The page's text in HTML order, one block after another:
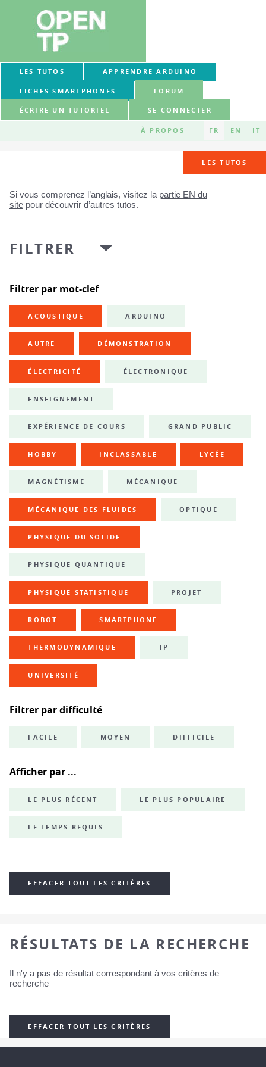
LES TUTOS APPRENDRE ARDUINO
FICHES SMARTPHONES FORUM
ÉCRIRE UN TUTORIEL SE CONNECTER
À PROPOS FR EN IT
LES TUTOS
Si vous comprenez l’anglais, visitez la partie EN du
site pour découvrir d’autres tutos.
FILTRER
Filtrer par mot-clef
ACOUSTIQUE ARDUINO
AUTRE DÉMONSTRATION
ÉLECTRICITÉ ÉLECTRONIQUE
ENSEIGNEMENT
EXPÉRIENCE DE COURS GRAND PUBLIC
HOBBY INCLASSABLE LYCÉE
MAGNÉTISME MÉCANIQUE
MÉCANIQUE DES FLUIDES OPTIQUE
PHYSIQUE DU SOLIDE
PHYSIQUE QUANTIQUE
PHYSIQUE STATISTIQUE PROJET
ROBOT SMARTPHONE
THERMODYNAMIQUE TP
UNIVERSITÉ
Filtrer par difficulté
FACILE MOYEN DIFFICILE
Afficher par ...
LE PLUS RÉCENT LE PLUS POPULAIRE
LE TEMPS REQUIS
EFFACER TOUT LES CRITÈRES
RÉSULTATS DE LA RECHERCHE
Il n'y a pas de résultat correspondant à vos critères de
recherche
EFFACER TOUT LES CRITÈRES